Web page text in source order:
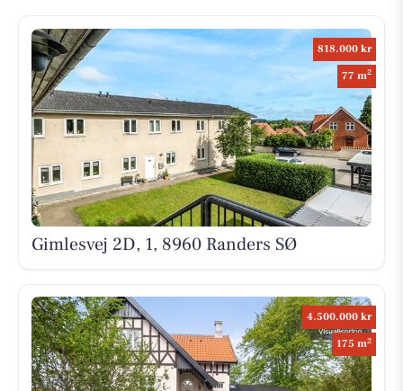
818.000 kr
77 m2
Gimlesvej 2D, 1, 8960 Randers SØ
4.500.000 kr
175 m2